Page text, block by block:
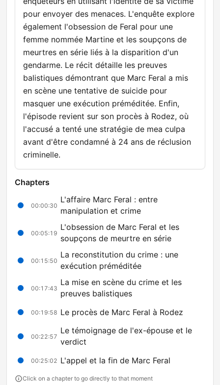
pour envoyer des menaces. L'enquête explore
également l'obsession de Feral pour une
femme nommée Martine et les soupçons de
meurtres en série liés à la disparition d'un
gendarme. Le récit détaille les preuves
balistiques démontrant que Marc Feral a mis
en scène une tentative de suicide pour
masquer une exécution préméditée. Enfin,
l'épisode revient sur son procès à Rodez, où
l'accusé a tenté une stratégie de mea culpa
avant d'être condamné à 24 ans de réclusion
criminelle.
Chapters
00:00:30
L'affaire Marc Feral : entre
manipulation et crime
00:05:19
L'obsession de Marc Feral et les
soupçons de meurtre en série
00:15:50
La reconstitution du crime : une
exécution préméditée
00:17:43
La mise en scène du crime et les
preuves balistiques
00:19:58 Le procès de Marc Feral à Rodez
00:22:57
Le témoignage de l'ex-épouse et le
verdict
00:25:02 L'appel et la fin de Marc Feral
Click on a chapter to go directly to that moment